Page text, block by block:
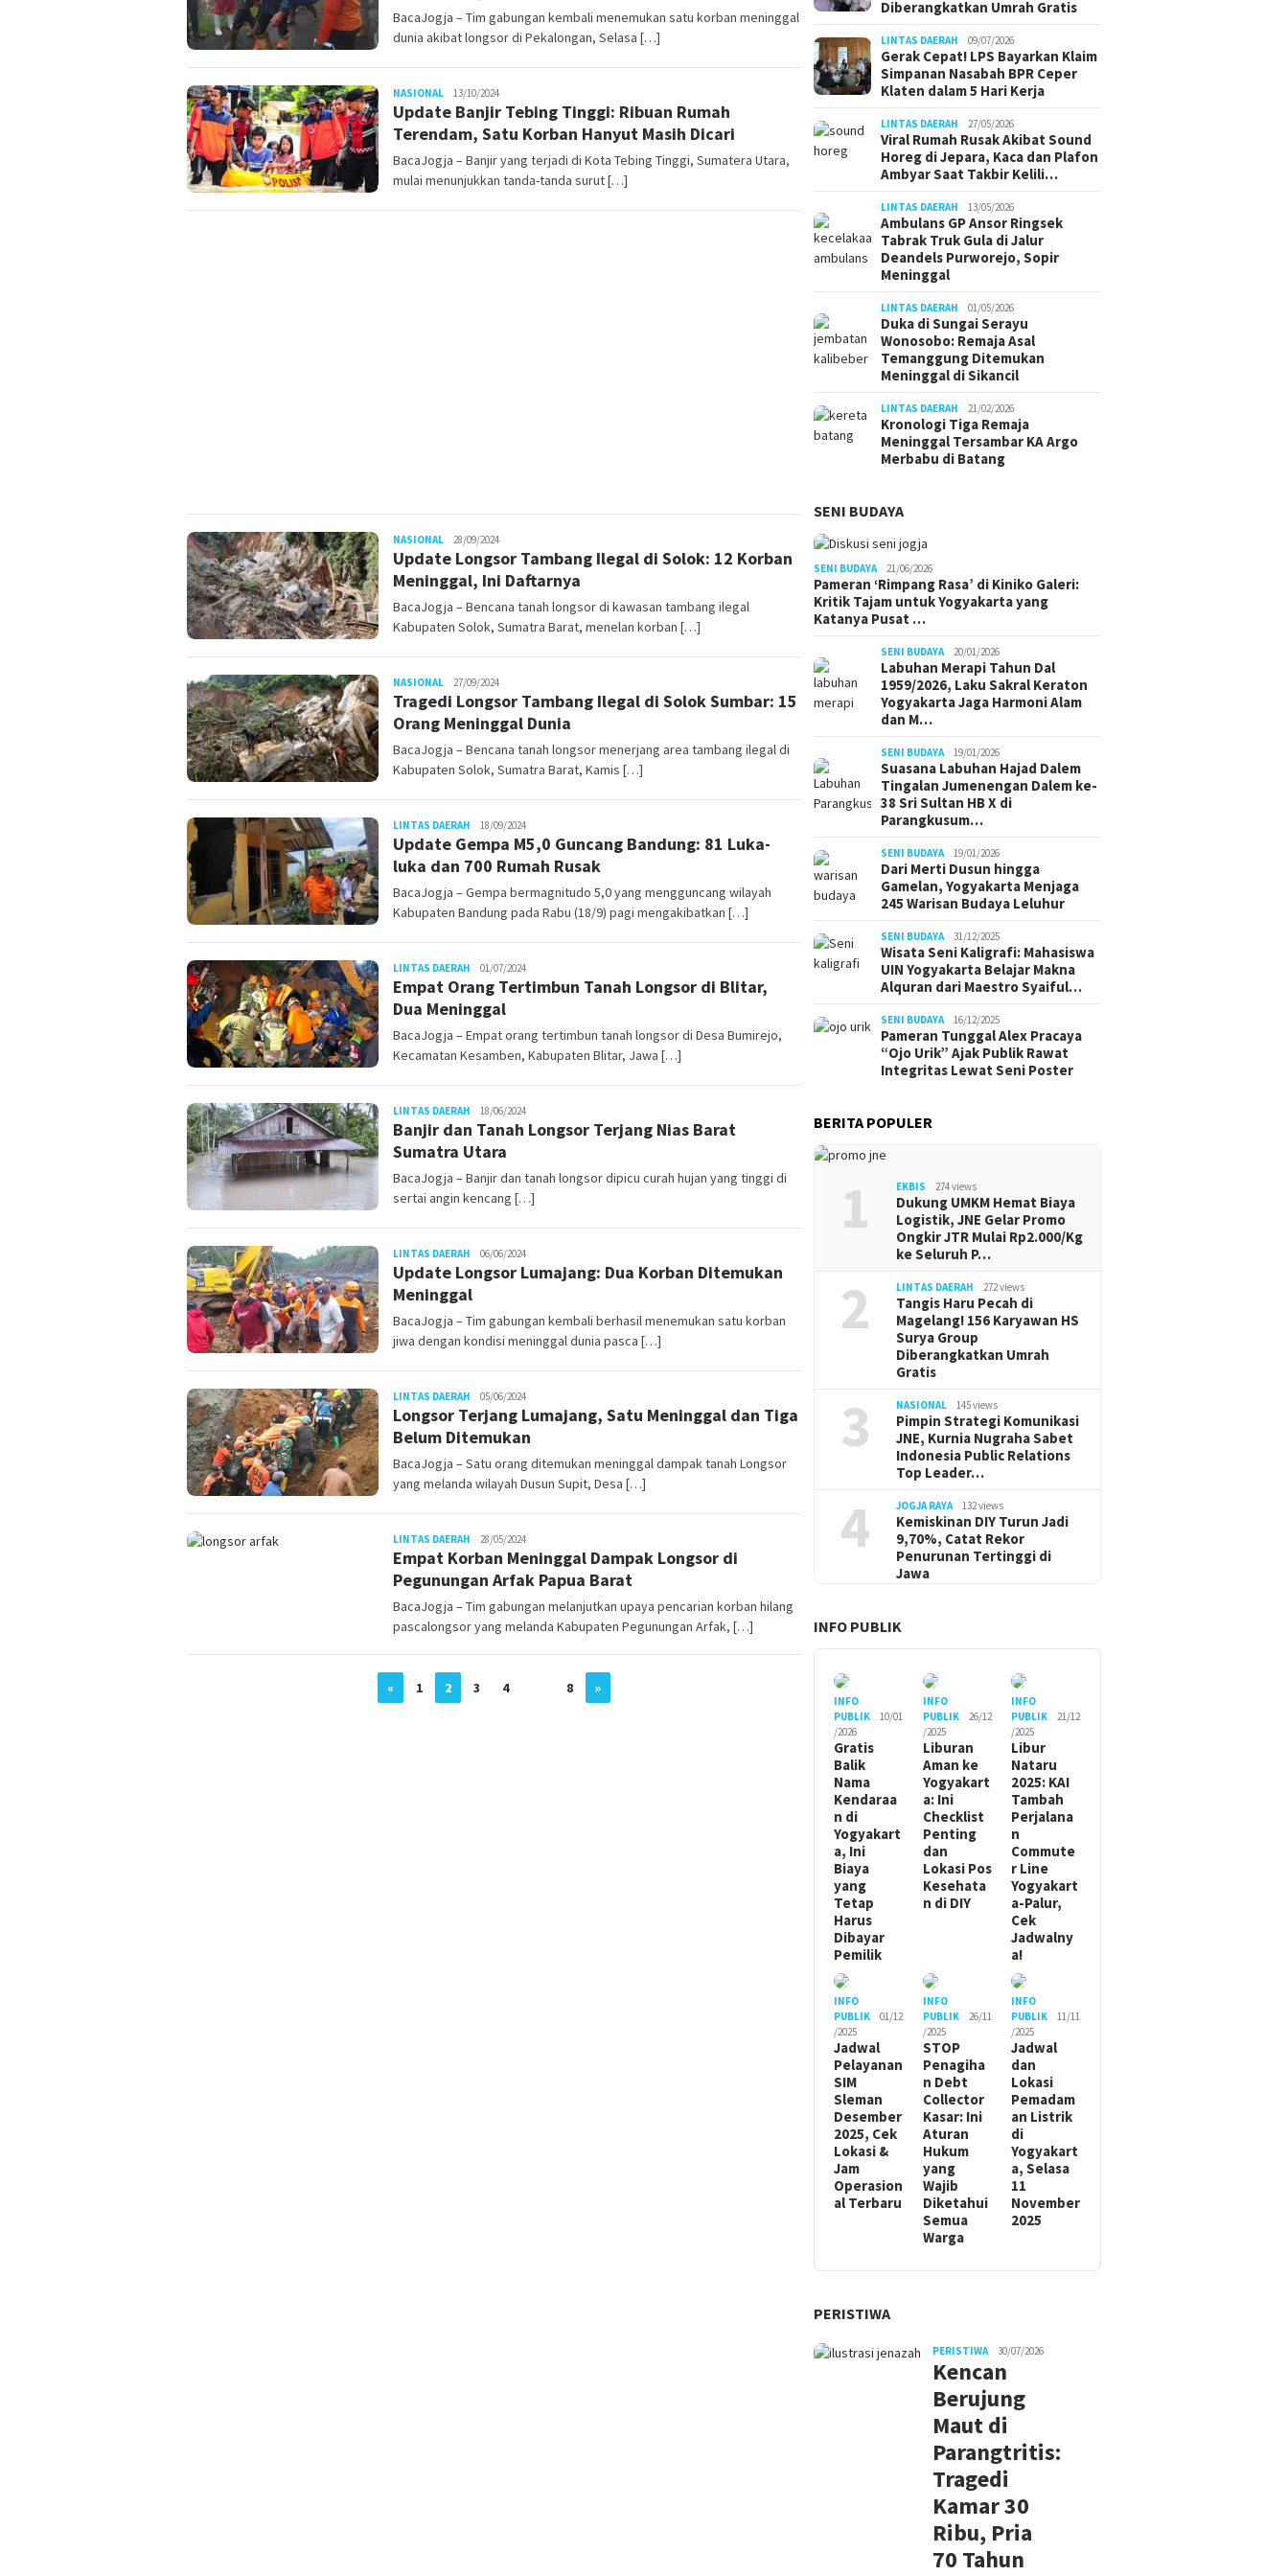
BacaJogja – Tim gabungan kembali menemukan satu korban meninggal
dunia akibat longsor di Pekalongan, Selasa […]
NASIONALJuno13/10/2024
Update Banjir Tebing Tinggi: Ribuan Rumah
Terendam, Satu Korban Hanyut Masih Dicari
BacaJogja – Banjir yang terjadi di Kota Tebing Tinggi, Sumatera Utara,
mulai menunjukkan tanda-tanda surut […]
NASIONALJuno28/09/2024
Update Longsor Tambang Ilegal di Solok: 12 Korban
Meninggal, Ini Daftarnya
BacaJogja – Bencana tanah longsor di kawasan tambang ilegal
Kabupaten Solok, Sumatra Barat, menelan korban […]
NASIONALJuno27/09/2024
Tragedi Longsor Tambang Ilegal di Solok Sumbar: 15
Orang Meninggal Dunia
BacaJogja – Bencana tanah longsor menerjang area tambang ilegal di
Kabupaten Solok, Sumatra Barat, Kamis […]
LINTAS DAERAH Juno
18/09/2024
Update Gempa M5,0 Guncang Bandung: 81 Luka-
luka dan 700 Rumah Rusak
BacaJogja – Gempa bermagnitudo 5,0 yang mengguncang wilayah
Kabupaten Bandung pada Rabu (18/9) pagi mengakibatkan […]
LINTAS DAERAH Juno01/07/2024
Empat Orang Tertimbun Tanah Longsor di Blitar,
Dua Meninggal
BacaJogja – Empat orang tertimbun tanah longsor di Desa Bumirejo,
Kecamatan Kesamben, Kabupaten Blitar, Jawa […]
LINTAS DAERAH Juno
18/06/2024
Banjir dan Tanah Longsor Terjang Nias Barat
Sumatra Utara
BacaJogja – Banjir dan tanah longsor dipicu curah hujan yang tinggi di
sertai angin kencang […]
LINTAS DAERAH Juno
06/06/2024
Update Longsor Lumajang: Dua Korban Ditemukan
Meninggal
BacaJogja – Tim gabungan kembali berhasil menemukan satu korban
jiwa dengan kondisi meninggal dunia pasca […]
LINTAS DAERAH Juno
05/06/2024
Longsor Terjang Lumajang, Satu Meninggal dan Tiga
Belum Ditemukan
BacaJogja – Satu orang ditemukan meninggal dampak tanah Longsor
yang melanda wilayah Dusun Supit, Desa […]
LINTAS DAERAH Juno
28/05/2024
Empat Korban Meninggal Dampak Longsor di
Pegunungan Arfak Papua Barat
BacaJogja – Tim gabungan melanjutkan upaya pencarian korban hilang
pascalongsor yang melanda Kabupaten Pegunungan Arfak, […]
« 1 2 3 4 8 »
Diberangkatkan Umrah Gratis
LINTAS DAERAH 09/07/2026
Gerak Cepat! LPS Bayarkan Klaim
Simpanan Nasabah BPR Ceper
Klaten dalam 5 Hari Kerja
LINTAS DAERAH 27/05/2026
Viral Rumah Rusak Akibat Sound
Horeg di Jepara, Kaca dan Plafon
Ambyar Saat Takbir Kelili…
LINTAS DAERAH 13/05/2026
Ambulans GP Ansor Ringsek
Tabrak Truk Gula di Jalur
Deandels Purworejo, Sopir
Meninggal
LINTAS DAERAH 01/05/2026
Duka di Sungai Serayu
Wonosobo: Remaja Asal
Temanggung Ditemukan
Meninggal di Sikancil
LINTAS DAERAH 21/02/2026
Kronologi Tiga Remaja
Meninggal Tersambar KA Argo
Merbabu di Batang
SENI BUDAYA
SENI BUDAYA 21/06/2026
Pameran ‘Rimpang Rasa’ di Kiniko Galeri:
Kritik Tajam untuk Yogyakarta yang
Katanya Pusat …
SENI BUDAYA 20/01/2026
Labuhan Merapi Tahun Dal
1959/2026, Laku Sakral Keraton
Yogyakarta Jaga Harmoni Alam
dan M…
SENI BUDAYA 19/01/2026
Suasana Labuhan Hajad Dalem
Tingalan Jumenengan Dalem ke-
38 Sri Sultan HB X di
Parangkusum…
SENI BUDAYA 19/01/2026
Dari Merti Dusun hingga
Gamelan, Yogyakarta Menjaga
245 Warisan Budaya Leluhur
SENI BUDAYA 31/12/2025
Wisata Seni Kaligrafi: Mahasiswa
UIN Yogyakarta Belajar Makna
Alquran dari Maestro Syaiful…
SENI BUDAYA 16/12/2025
Pameran Tunggal Alex Pracaya
“Ojo Urik” Ajak Publik Rawat
Integritas Lewat Seni Poster
BERITA POPULER
1 EKBIS 274 views
Dukung UMKM Hemat Biaya
Logistik, JNE Gelar Promo
Ongkir JTR Mulai Rp2.000/Kg
ke Seluruh P…
2 LINTAS DAERAH 272 views
Tangis Haru Pecah di
Magelang! 156 Karyawan HS
Surya Group
Diberangkatkan Umrah
Gratis
3 NASIONAL 145 views
Pimpin Strategi Komunikasi
JNE, Kurnia Nugraha Sabet
Indonesia Public Relations
Top Leader…
4 JOGJA RAYA 132 views
Kemiskinan DIY Turun Jadi
9,70%, Catat Rekor
Penurunan Tertinggi di
Jawa
INFO PUBLIK
INFO
PUBLIK
10/01
/2026
Gratis
Balik
Nama
Kendaraa
n di
Yogyakart
a, Ini
Biaya
yang
Tetap
Harus
Dibayar
Pemilik
INFO
PUBLIK
26/12
/2025
Liburan
Aman ke
Yogyakart
a: Ini
Checklist
Penting
dan
Lokasi Pos
Kesehata
n di DIY
INFO
PUBLIK
21/12
/2025
Libur
Nataru
2025: KAI
Tambah
Perjalana
n
Commute
r Line
Yogyakart
a-Palur,
Cek
Jadwalny
a!
INFO
PUBLIK
01/12
/2025
Jadwal
Pelayanan
SIM
Sleman
Desember
2025, Cek
Lokasi &
Jam
Operasion
al Terbaru
INFO
PUBLIK
26/11
/2025
STOP
Penagiha
n Debt
Collector
Kasar: Ini
Aturan
Hukum
yang
Wajib
Diketahui
Semua
Warga
INFO
PUBLIK
11/11
/2025
Jadwal
dan
Lokasi
Pemadam
an Listrik
di
Yogyakart
a, Selasa
11
November
2025
PERISTIWA
PERISTIWA 30/07/2026
Kencan
Berujung
Maut di
Parangtritis:
Tragedi
Kamar 30
Ribu, Pria
70 Tahun